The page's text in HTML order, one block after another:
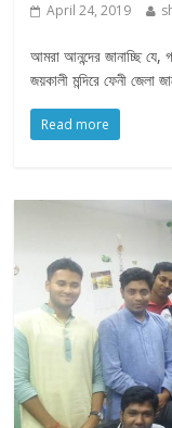
April 24, 2019
আমরা আনন্দের জানাচ্ছি
জয়কালী মন্দিরে ফেনী জেলা
Read more